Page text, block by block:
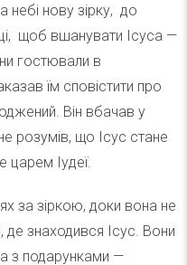
небі нову зірку, до
щоб вшанувати Ісуса —
гостювали в
їм сповістити про
Він вбачав у
розумів, що Ісус стане
царем Іудеї.
за зіркою, доки вона не
знаходився Ісус. Вони
з подарунками —